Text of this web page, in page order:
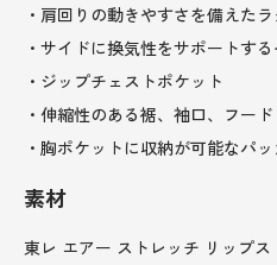
・肩回りの動きやすさを備えた
・サイドに換気性をサポートす
・ジップチェストポケット
・伸縮性のある裾、袖口、フード
・胸ポケットに収納が可能なパ
素材
東レ エアー ストレッチ リップス